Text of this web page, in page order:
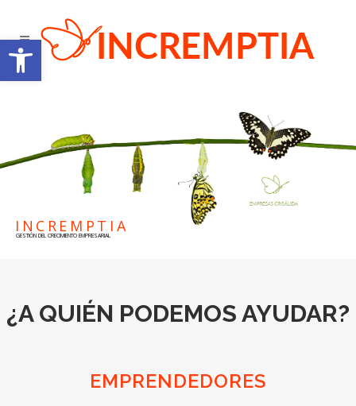
Abrir barra de herramientas
INCREMPTIA
GESTIÓN DEL CRECIMIENTO EMPRESARIAL
¿A QUIÉN PODEMOS AYUDAR?
EMPRENDEDORES